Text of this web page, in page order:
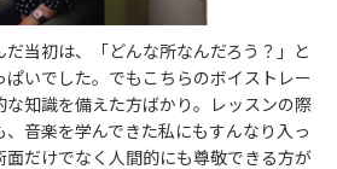
当初は、「どんな所なんだろう？」と
いでした。でもこちらのボイストレー
知識を備えた方ばかり。レッスンの際
音楽を学んできた私にもすんなり入っ
だけでなく人間的にも尊敬できる方が